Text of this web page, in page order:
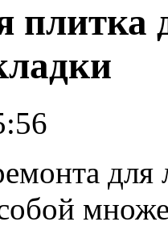
плитка